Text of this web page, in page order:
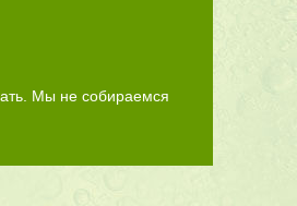
Мы не собираемся